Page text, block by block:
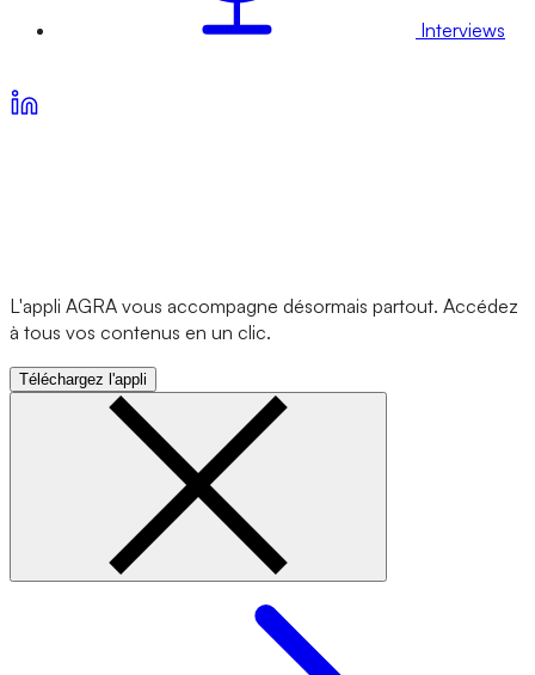
Interviews
L'appli AGRA vous accompagne désormais partout. Accédez
à tous vos contenus en un clic.
Téléchargez l'appli